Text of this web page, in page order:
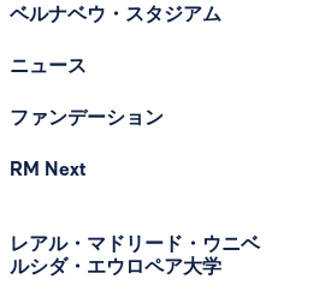
ベルナベウ・スタジアム
ニュース
ファンデーション
RM Next
レアル・マドリード・ウニベ
ルシダ・エウロペア大学